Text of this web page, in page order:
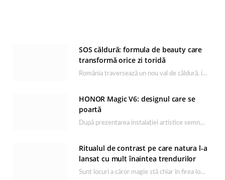
SOS căldură: formula de beauty care
transformă orice zi toridă
România traversează un nou val de căldură, iar rutina de îngrijire capătă un rol esențial…
HONOR Magic V6: designul care se
poartă
După prezentarea instalației artistice semnată de Catrinel Săbăciag în cadrul evenimentului de lansare HONOR Magic…
Ritualul de contrast pe care natura l-a
lansat cu mult înaintea trendurilor
Sunt locuri a căror magie stă chiar în firea lor naturală, iar Lacul Ursu din…